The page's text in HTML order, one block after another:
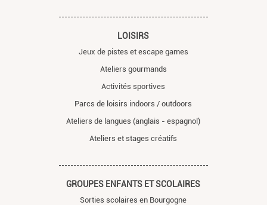
LOISIRS
Jeux de pistes et escape games
Ateliers gourmands
Activités sportives
Parcs de loisirs indoors / outdoors
Ateliers de langues (anglais - espagnol)
Ateliers et stages créatifs
GROUPES ENFANTS ET SCOLAIRES
Sorties scolaires en Bourgogne